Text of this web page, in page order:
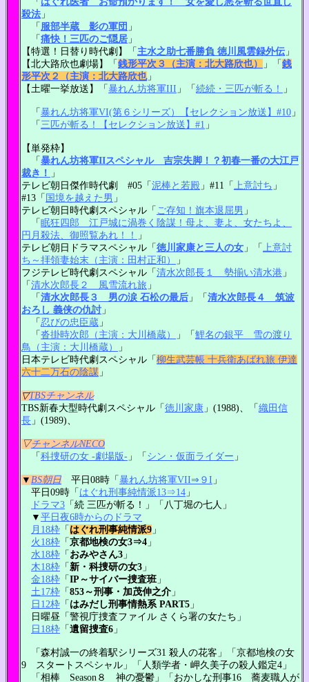
殺法 」
「 服部半蔵 影の軍団 」
「痛快！三匹のご隠居 」
【特選！日替り時代劇】「 主水之助七番勝負 徳川風雲録外伝 」
【北大路欣也劇場】「銭形平次３（主演：北大路欣也） 」「銭
形平次２（主演：北大路欣也」
【土曜一挙放送】「暴れん坊将軍III 」「続続・三匹が斬る！ 」
「暴れん坊将軍VI(第６シリーズ）【セレクション放送】#10 」
「 三匹が斬る！【セレクション放送】#1 」
【単発枠】
「暴れん坊将軍IIスペシャル 吉宗失脚！？初春一番の大江戸
裁き！
」
テレビ朝日傑作時代劇 #05「泥棒と若殿 」#11「 上意討ち 」
#13「 国境を越えた男 」
テレビ朝日時代劇スペシャル「 ご存知！旗本退屈男 」
「眠狂四郎 江戸城に渦巻く陰謀！母よ、妻よ、女たちよ、
円月殺法、御照覧あれ！！
」
テレビ朝日ドラマスペシャル「徳川家康と三人の女 」「 上意討
ち～拝領妻始末（主演：田村正和）
」
フジテレビ時代劇スペシャル「清水次郎長１ 勢揃い清水港 」
「清水次郎長２ 風雪流れ旅 」
「清水次郎長３ 男の涙 石松の最后 」「清水次郎長４ 筑波
おろし 義侠の仇討 」
「 忍びの忠臣蔵 」
「沓掛時次郎（主演：大川橋蔵） 」「鯉名の銀平 雪の渡り
鳥（主演：大川橋蔵）
」
日本テレビ時代劇スペシャル「柳生武芸帳 十兵衛あばれ旅 伊達
六十二万石の陰謀 」
▽TBSチャンネル
TBS新春大型時代劇スペシャル「徳川家康 」(1988)、「織田信
長 」(1989)、
▽チャンネルNECO
「科捜研の女 -劇場版- 」「 シン・仮面ライダー 」
▼ BS朝日 平日08時「暴れん坊将軍VII⇒９I 」
平日09時「 はぐれ刑事純情派13⇒14 」
ドラマ3 「続 三匹が斬る！」「八丁堀の七人」
▼ 平日夜6時からのドラマ
月18枠 「 はぐれ刑事純情派9 」
火18枠 「京都地検の女3⇒4 」
水18枠 「 おみやさん3 」
木18枠 「 新・科捜研の女3 」
金18枠 「IP～サイバー捜査班 」
土17枠 「853～刑事・加茂伸之介 」
日12枠 「 はみだし刑事情熱系 PART5 」
日曜昼「警視庁捜査ファイル さくら署の女たち」
日18枠 「遺留捜査6 」
「森村誠一の終着駅シリーズ31 殺人の花客」「京都地検の女
9 スタートスペシャル」「人類学者・岬久美子の殺人鑑定4」
「相棒 Season８ 神の憂鬱」「おかしな刑事16 蕎麦職人が